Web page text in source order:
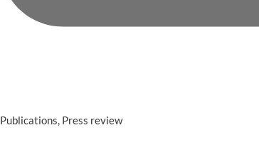
Categories
Publications, Press review